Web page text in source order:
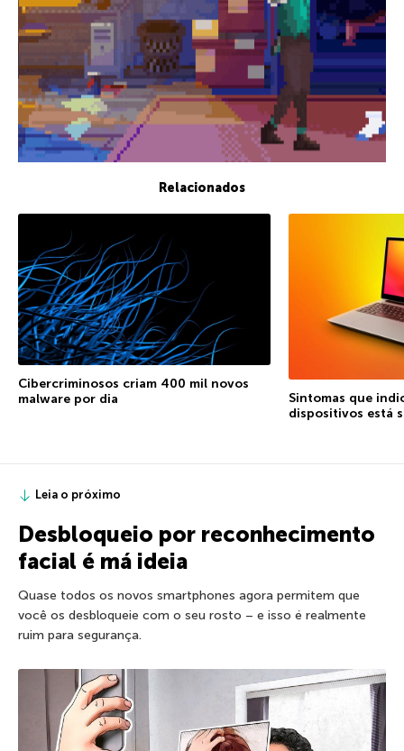
Relacionados
Cibercriminosos criam 400 mil novos
malware por dia
Sintomas que
dispositivos está
Leia o próximo
Desbloqueio por reconhecimento
facial é má ideia
Quase todos os novos smartphones agora permitem que
você os desbloqueie com o seu rosto – e isso é realmente
ruim para segurança.